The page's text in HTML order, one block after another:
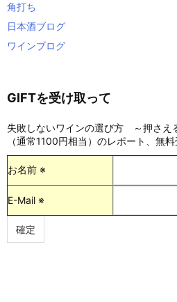
角打ち
日本酒ブログ
ワインブログ
GIFTを受け取って
失敗しないワインの選び方 ～押さえ
（通常1100円相当）のレポート、無
お名前 ※
E-Mail ※